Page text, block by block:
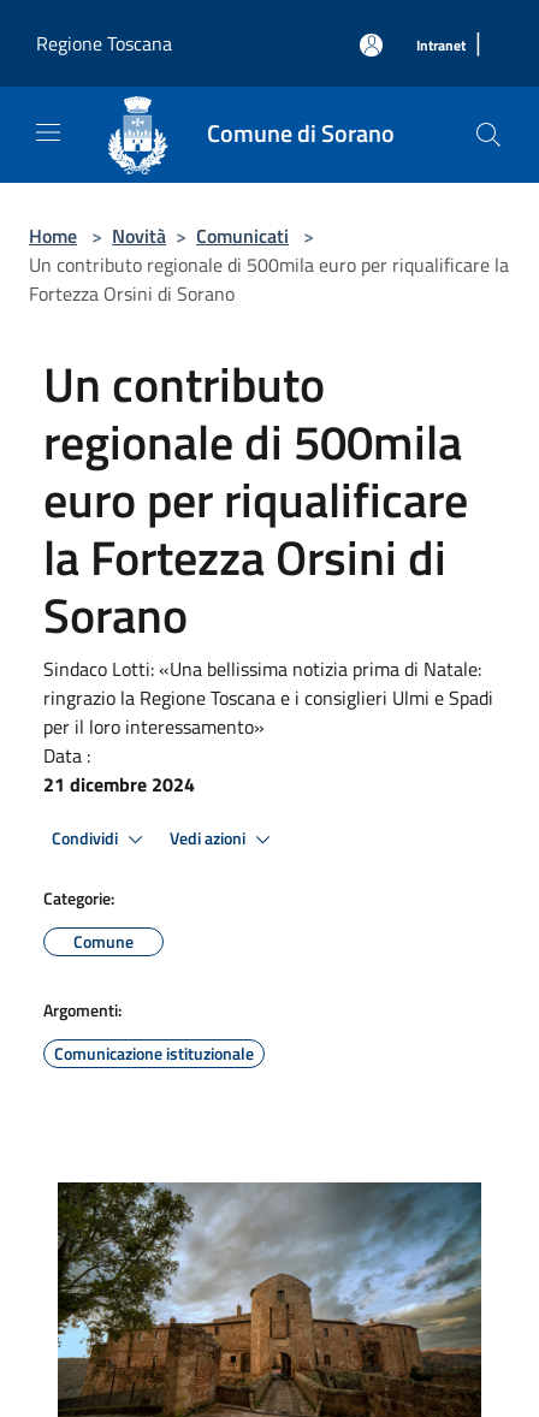
Regione Toscana
Intranet |
Comune di Sorano
Home > Novità > Comunicati >
Un contributo regionale di 500mila euro per riqualificare la
Fortezza Orsini di Sorano
Un contributo
regionale di 500mila
euro per riqualificare
la Fortezza Orsini di
Sorano
Sindaco Lotti: «Una bellissima notizia prima di Natale:
ringrazio la Regione Toscana e i consiglieri Ulmi e Spadi
per il loro interessamento»
Data :
21 dicembre 2024
Condividi Vedi azioni
Categorie:
Comune
Argomenti:
Comunicazione istituzionale